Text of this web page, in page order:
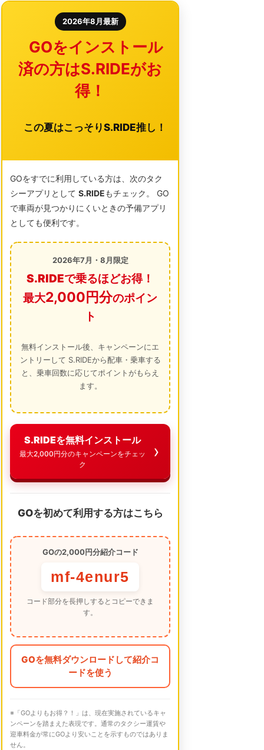
2026年8月最新
GOをインストール
済の方はS.RIDEがお
得！
この夏はこっそりS.RIDE推し！
GOをすでに利用している方は、次のタク
シーアプリとしてS.RIDEもチェック。 GO
で車両が見つかりにくいときの予備アプリ
としても便利です。
2026年7月・8月限定
S.RIDEで乗るほどお得！
最大2,000円分のポイン
ト
無料インストール後、キャンペーンにエ
ントリーして S.RIDEから配車・乗車する
と、乗車回数に応じてポイントがもらえ
ます。
S.RIDEを無料インストール
最大2,000円分のキャンペーンをチェッ
ク
GOを初めて利用する方はこちら
GOの2,000円分紹介コード
mf-4enur5
コード部分を長押しするとコピーできま
す。
GOを無料ダウンロードして紹介コ
ードを使う
※「GOよりもお得？！」は、現在実施されているキャ
ンペーンを踏まえた表現です。通常のタクシー運賃や
迎車料金が常にGOより安いことを示すものではありま
せん。